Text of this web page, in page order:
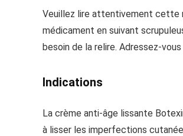
Veuillez lire attentivement cette
médicament en suivant
besoin de la relire. Adressez-
Indications
La crème anti-âge lissante
à lisser les imperfections